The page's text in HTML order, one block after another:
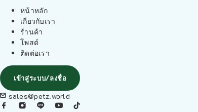
หน้าหลัก
เกี่ยวกับเรา
ร้านค้า
โพสต์
ติดต่อเรา
เข้าสู่ระบบ/ลงชื่อ
sales@petz.world